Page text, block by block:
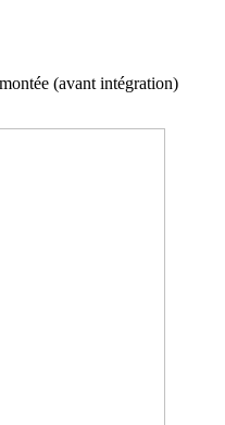
(avant intégration)